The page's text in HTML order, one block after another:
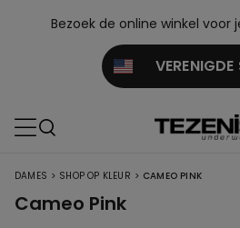
Bezoek de online winkel voor
VERENIGDE
DAMES > SHOP OP KLEUR > CAMEO PINK
Cameo Pink